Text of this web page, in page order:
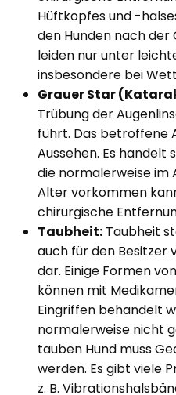
Hüftkopfes und -
den Hunden nach der
leiden nur unter
insbesondere bei
Grauer Star
Trübung der
führt. Das betroffene
Aussehen. Es handelt
die normalerweise
Alter vorkommen
chirurgische
Taubheit: Taubheit
auch für den Besitzer
dar. Einige Formen
können mit
Eingriffen behandelt
normalerweise nicht
tauben Hund muss
werden. Es gibt viele
z. B.